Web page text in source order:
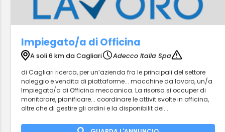
Impiegato/a di Officina
A soli 6 km da Cagliari
Adecco Italia Spa
di Cagliari ricerca, per un’azienda fra le principali del settore
noleggio e vendita di piattaforme... macchine da lavoro, un/a
Impiegato/a di Officina meccanica. La risorsa si occuper di
monitorare, pianificare... coordinare le attivit svolte in officina,
oltre che di gestire gli ordini e la disponibilit dei...